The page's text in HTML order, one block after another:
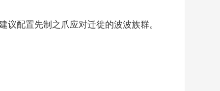
配置先制之爪应对迁徙的波波族群。